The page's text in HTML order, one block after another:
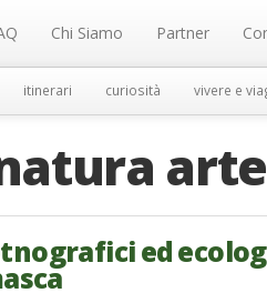
Chi Siamo Partner
itinerari curiosità vivere e
arte
ed